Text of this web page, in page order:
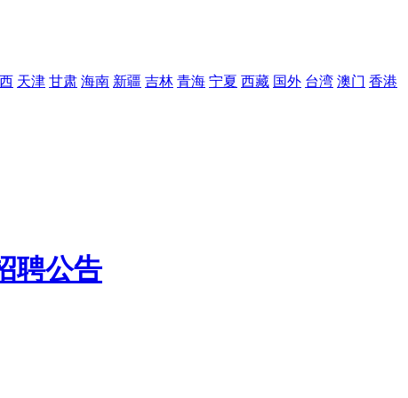
天津 甘肃 海南 新疆 吉林 青海 宁夏 西藏 国外 台湾 澳门 香港
聘公告